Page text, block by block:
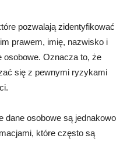
pozwalają zidentyfikować
prawem, imię, nazwisko i
osobowe. Oznacza to, że
się z pewnymi ryzykami
dane osobowe są jednakowo
które często są